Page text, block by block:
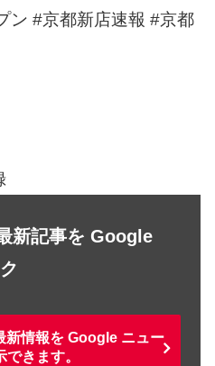
ン #京都新店速報 #京都
新記事を Google
新情報を Google ニュー
できます。